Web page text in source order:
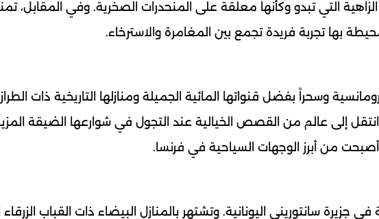
التي تبدو وكأنها معلقة على المنحدرات الصخرية. وفي المقابل،
بها تجربة فريدة تجمع بين المغامرة والاسترخاء.
وسحراً بفضل قنواتها المائية الجميلة ومنازلها التاريخية ذات الطراز
انتقل إلى عالم من القصص الخيالية عند التجول في شوارعها الضيقة
أصبحت من أبرز الوجهات السياحية في فرنسا.
جزيرة سانتوريني اليونانية. وتشتهر بالمنازل البيضاء ذات القباب الزرقاء